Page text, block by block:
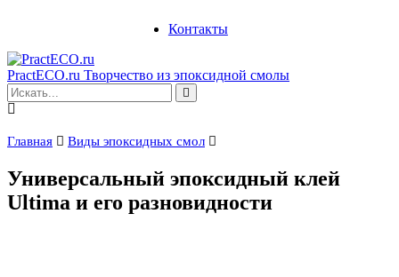
Контакты
PractECO.ru Творчество из эпоксидной смолы
Главная Виды эпоксидных смол
Универсальный эпоксидный клей
Ultima и его разновидности